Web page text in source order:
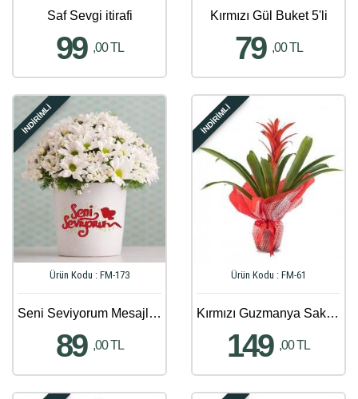
Saf Sevgi itirafi
99 ,00 TL
Kırmızı Gül Buket 5'li
79 ,00 TL
İNDİRİMLİ
Ürün Kodu : FM-173
Seni Seviyorum Mesajlı Papatya Aranjmanı
89 ,00 TL
İNDİRİMLİ
Ürün Kodu : FM-61
Kırmızı Guzmanya Saksı Çiçeği
149 ,00 TL